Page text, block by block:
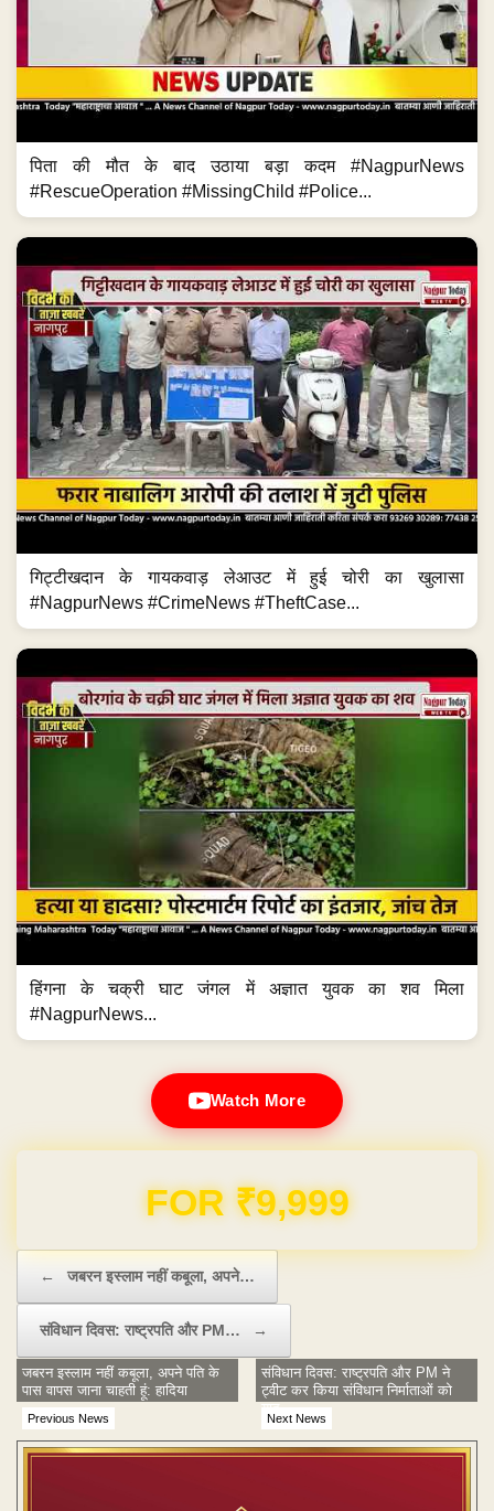
पिता की मौत के बाद उठाया बड़ा कदम #NagpurNews
#RescueOperation #MissingChild #Police...
गिट्टीखदान के गायकवाड़ लेआउट में हुई चोरी का खुलासा
#NagpurNews #CrimeNews #TheftCase...
हिंगना के चक्री घाट जंगल में अज्ञात युवक का शव मिला
#NagpurNews...
Watch More
Domain & Hosting FREE for 1 Year
← जबरन इस्लाम नहीं कबूला, अपने…
संविधान दिवस: राष्ट्रपति और PM… →
Previous News
जबरन इस्लाम नहीं कबूला, अपने पति के
पास वापस जाना चाहती हूं: हादिया
Next News
संविधान दिवस: राष्ट्रपति और PM ने
ट्वीट कर किया संविधान निर्माताओं को
याद